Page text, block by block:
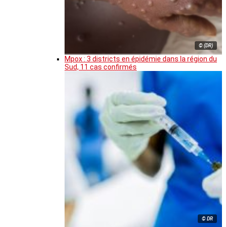
© (DR)
Mpox : 3 districts en épidémie dans la région du
Sud, 11 cas confirmés
© DR